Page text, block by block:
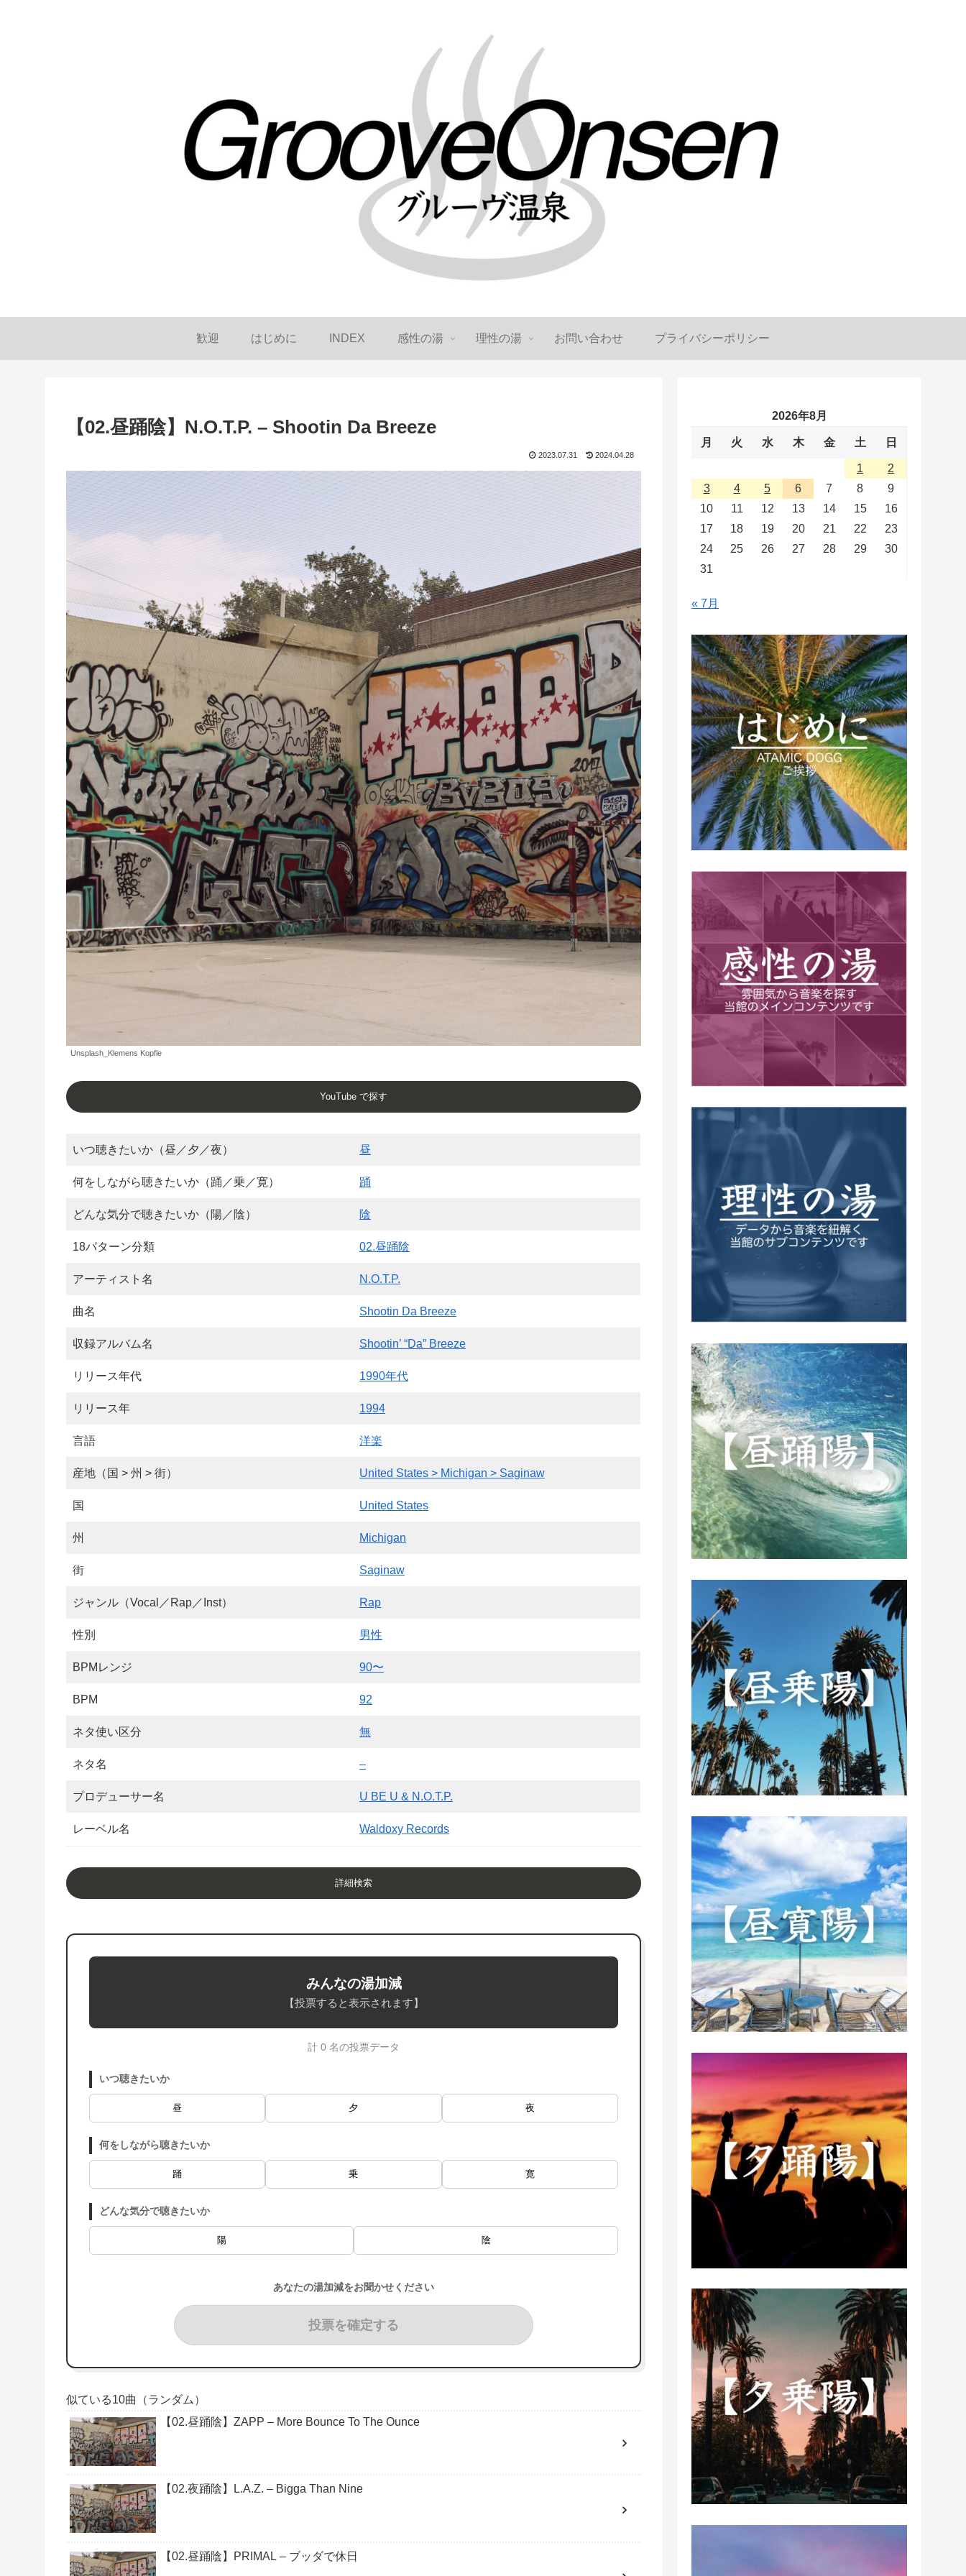
歓迎 はじめに INDEX 感性の湯 理性の湯 お問い合わせ プライバシーポリシー
【02.昼踊陰】N.O.T.P. – Shootin Da Breeze
2023.07.31 2024.04.28
Unsplash_Klemens Kopfle
YouTube で探す
いつ聴きたいか（昼／夕／夜） 昼
何をしながら聴きたいか（踊／乗／寛） 踊
どんな気分で聴きたいか（陽／陰） 陰
18パターン分類 02.昼踊陰
アーティスト名 N.O.T.P.
曲名 Shootin Da Breeze
収録アルバム名 Shootin’ “Da” Breeze
リリース年代 1990年代
リリース年 1994
言語 洋楽
産地（国 > 州 > 街） United States > Michigan > Saginaw
国 United States
州 Michigan
街 Saginaw
ジャンル（Vocal／Rap／Inst） Rap
性別 男性
BPMレンジ 90〜
BPM 92
ネタ使い区分 無
ネタ名 –
プロデューサー名 U BE U & N.O.T.P.
レーベル名 Waldoxy Records
詳細検索
みんなの湯加減
【投票すると表示されます】
計 0 名の投票データ
いつ聴きたいか
昼 夕 夜
何をしながら聴きたいか
踊 乗 寛
どんな気分で聴きたいか
陽 陰
あなたの湯加減をお聞かせください
投票を確定する
似ている10曲（ランダム）
【02.昼踊陰】ZAPP – More Bounce To The Ounce
【02.夜踊陰】L.A.Z. – Bigga Than Nine
【02.昼踊陰】PRIMAL – ブッダで休日
2026年8月
月 火 水 木 金 土 日
1
2
3
4 5 6 7 8
9
10
11 12 13 14 15
16
17
18 19 20 21 22
23
24
25 26 27 28 29
30
31
« 7月